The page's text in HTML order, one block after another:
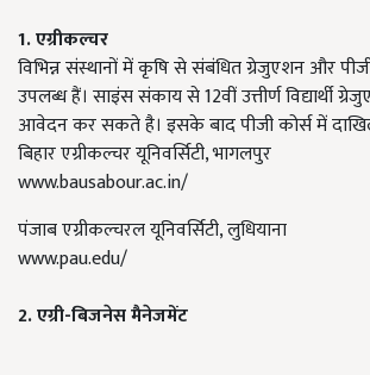
1.एग्रीकल्चर
विभिन्न संस्थानों में कृषि से संबंधित ग्रेजुएशन और
उपलब्ध हैं। साइंस संकाय से 12वीं उत्तीर्ण विद्यार्थी
आवेदन कर सकते है। इसके बाद पीजी कोर्स में
बिहार एग्रीकल्चर यूनिवर्सिटी, भागलपुर
www.bausabour.ac.in/
पंजाब एग्रीकल्चरल यूनिवर्सिटी, लुधियाना
www.pau.edu/
2.एग्री-बिजनेस मैनेजमेंट